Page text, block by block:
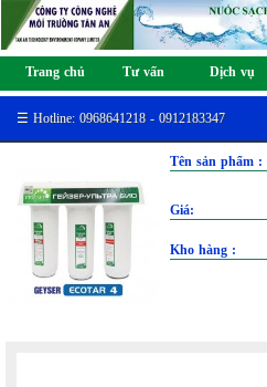
Trang chủ Tư vấn Dịch vụ
☰ Hotline: 0968641218 - 0912183347
Tên sản phẩm :
Giá:
Kho hàng :